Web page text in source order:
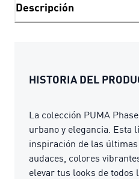
Descripción
HISTORIA DEL
La colección PUMA
urbano y elegancia. Esta
inspiración de las
audaces, colores
elevar tus looks de todos